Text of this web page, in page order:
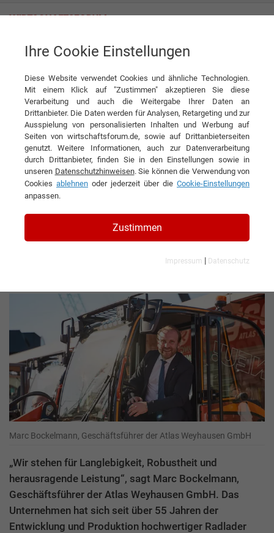
Atlas Weyhausen GmbH
Interview Atlas Weyhausen GmbH
DIESEN ARTIKEL EMPFEHLEN
Innovative Radlader:
Zukunftsorientierte Lösungen für
alle Branchen
Interview mit Marc Bockelmann,
Marc Bockelmann, Geschäftsführer der Atlas Weyhausen GmbH
„Wir stehen für Langlebigkeit, Robustheit und
herausragende Leistung“, sagt Marc Bockelmann,
Geschäftsführer der Atlas Weyhausen GmbH. Das
Unternehmen hat sich seit über 55 Jahren der
Entwicklung und Produktion hochwertiger Radlader
Ihre Cookie Einstellungen
Diese Website verwendet Cookies und ähnliche Technologien.
Mit einem Klick auf "Zustimmen" akzeptieren Sie diese
Verarbeitung und auch die Weitergabe Ihrer Daten an
Drittanbieter. Die Daten werden für Analysen, Retargeting und zur
Ausspielung von personalisierten Inhalten und Werbung auf
Seiten von wirtschaftsforum.de, sowie auf Drittanbieterseiten
genutzt. Weitere Informationen, auch zur Datenverarbeitung
durch Drittanbieter, finden Sie in den Einstellungen sowie in
unseren Datenschutzhinweisen. Sie können die Verwendung von
Cookies ablehnen oder jederzeit über die Cookie-Einstellungen
anpassen.
Zustimmen
Impressum | Datenschutz